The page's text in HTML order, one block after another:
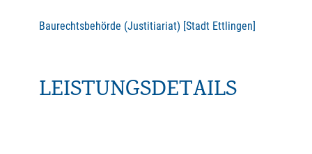
Baurechtsbehörde (Justitiariat) [Stadt Ettlingen]
LEISTUNGSDETAILS